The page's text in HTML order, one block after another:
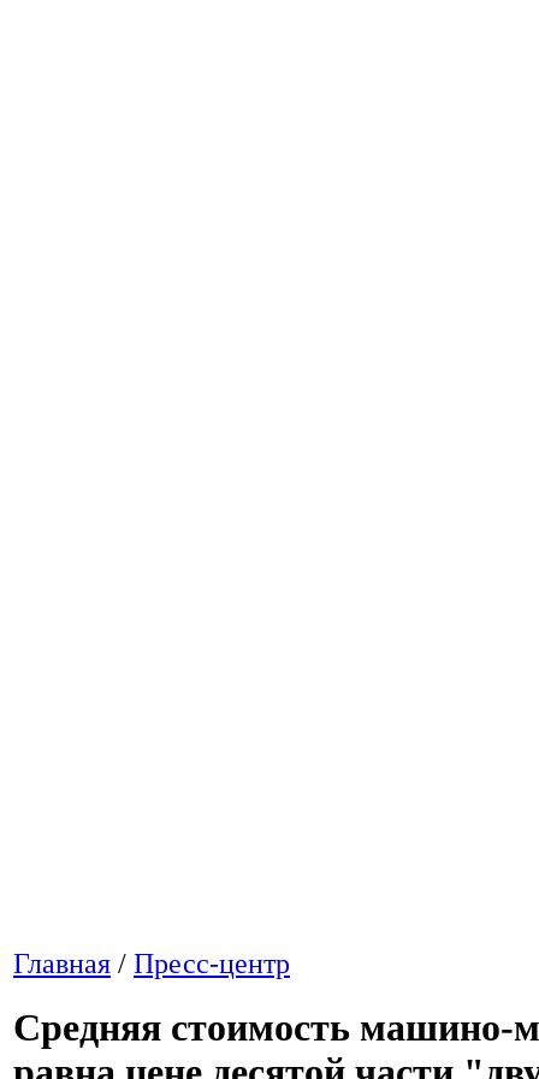
Главная / Пресс-центр
Средняя стоимость машино-